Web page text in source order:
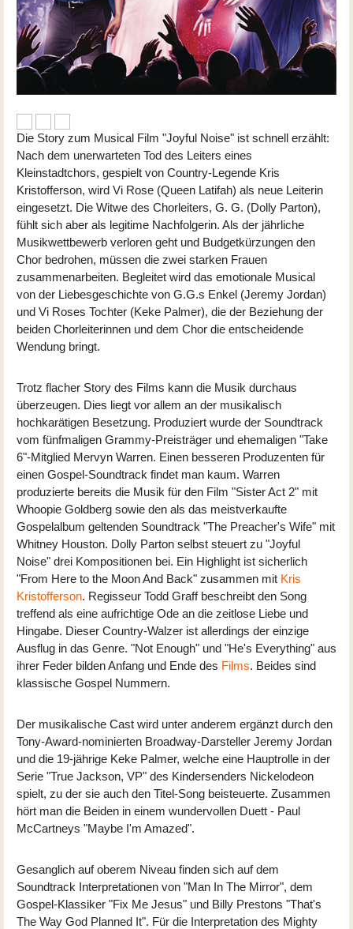
Die Story zum Musical Film "Joyful Noise" ist schnell erzählt:
Nach dem unerwarteten Tod des Leiters eines
Kleinstadtchors, gespielt von Country-Legende Kris
Kristofferson, wird Vi Rose (Queen Latifah) als neue Leiterin
eingesetzt. Die Witwe des Chorleiters, G. G. (Dolly Parton),
fühlt sich aber als legitime Nachfolgerin. Als der jährliche
Musikwettbewerb verloren geht und Budgetkürzungen den
Chor bedrohen, müssen die zwei starken Frauen
zusammenarbeiten. Begleitet wird das emotionale Musical
von der Liebesgeschichte von G.G.s Enkel (Jeremy Jordan)
und Vi Roses Tochter (Keke Palmer), die der Beziehung der
beiden Chorleiterinnen und dem Chor die entscheidende
Wendung bringt.
Trotz flacher Story des Films kann die Musik durchaus
überzeugen. Dies liegt vor allem an der musikalisch
hochkarätigen Besetzung. Produziert wurde der Soundtrack
vom fünfmaligen Grammy-Preisträger und ehemaligen "Take
6"-Mitglied Mervyn Warren. Einen besseren Produzenten für
einen Gospel-Soundtrack findet man kaum. Warren
produzierte bereits die Musik für den Film "Sister Act 2" mit
Whoopie Goldberg sowie den als das meistverkaufte
Gospelalbum geltenden Soundtrack "The Preacher's Wife" mit
Whitney Houston. Dolly Parton selbst steuert zu "Joyful
Noise" drei Kompositionen bei. Ein Highlight ist sicherlich
"From Here to the Moon And Back" zusammen mit Kris
Kristofferson. Regisseur Todd Graff beschreibt den Song
treffend als eine aufrichtige Ode an die zeitlose Liebe und
Hingabe. Dieser Country-Walzer ist allerdings der einzige
Ausflug in das Genre. "Not Enough" und "He's Everything" aus
ihrer Feder bilden Anfang und Ende des Films. Beides sind
klassische Gospel Nummern.
Der musikalische Cast wird unter anderem ergänzt durch den
Tony-Award-nominierten Broadway-Darsteller Jeremy Jordan
und die 19-jährige Keke Palmer, welche eine Hauptrolle in der
Serie "True Jackson, VP" des Kindersenders Nickelodeon
spielt, zu der sie auch den Titel-Song beisteuerte. Zusammen
hört man die Beiden in einem wundervollen Duett - Paul
McCartneys "Maybe I'm Amazed".
Gesanglich auf oberem Niveau finden sich auf dem
Soundtrack Interpretationen von "Man In The Mirror", dem
Gospel-Klassiker "Fix Me Jesus" und Billy Prestons "That's
The Way God Planned It". Für die Interpretation des Mighty